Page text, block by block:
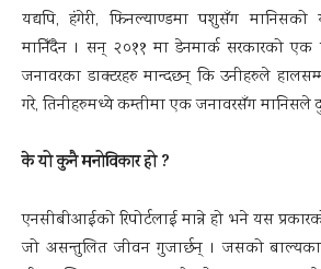
यद्यपि, हंगेरी, फिनल्याण्डमा पशुसँग
मानिँदैन । सन् २०११ मा डेनमार्क सरकारको एक
जनावरका डाक्टरहरु मान्दछन् कि उनीहरुले
गरे, तिनीहरुमध्ये कम्तीमा एक जनावरसँग मानिसले
के यो कुनै मनोविकार हो ?
एनसीबीआईको रिपोर्टलाई मान्ने हो भने यस
जो असन्तुलित जीवन गुजार्छन् । जसको